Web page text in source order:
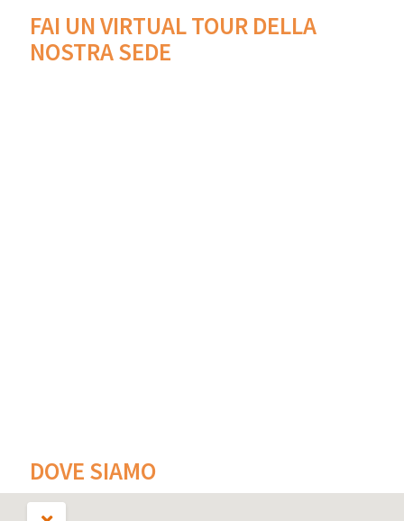
FAI UN VIRTUAL TOUR DELLA
NOSTRA SEDE
DOVE SIAMO